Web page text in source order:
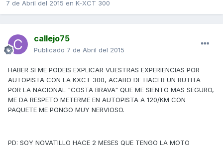
7 de Abril del 2015 en K-XCT 300
callejo75
Publicado 7 de Abril del 2015
HABER SI ME PODEIS EXPLICAR VUESTRAS EXPERIENCIAS POR
AUTOPISTA CON LA KXCT 300, ACABO DE HACER UN RUTITA
POR LA NACIONAL "COSTA BRAVA" QUE ME SIENTO MAS SEGURO,
ME DA RESPETO METERME EN AUTOPISTA A 120/KM CON
PAQUETE ME PONGO MUY NERVIOSO.
PD: SOY NOVATILLO HACE 2 MESES QUE TENGO LA MOTO